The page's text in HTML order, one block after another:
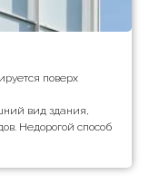
поверх
вид здания,
Недорогой способ